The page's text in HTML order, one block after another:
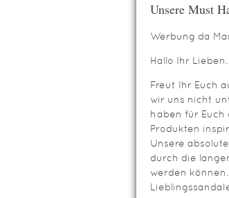
Unsere Must
Werbung da
Hallo Ihr Lieben.
Freut Ihr Euch
wir uns nicht
haben für Euch
Produkten
Unsere
durch die
werden